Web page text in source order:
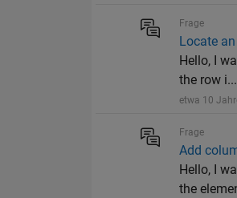
Frage
Locate
Hello, I
the row i...
etwa 10
Frage
Add
Hello, I
the